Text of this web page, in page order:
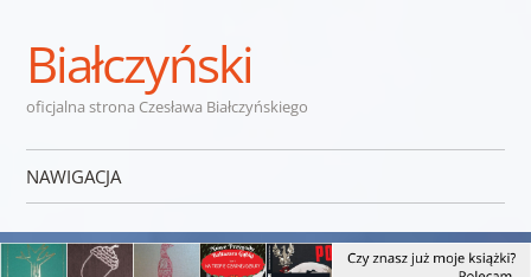
Białczyński
oficjalna strona Czesława Białczyńskiego
NAWIGACJA